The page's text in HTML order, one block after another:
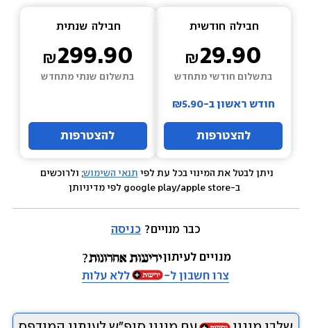
חבילה חודשית
29.90
בתשלום חודשי מתחדש
חודש ראשון ב-₪5.90
להצטרפות
חבילה שנתית
299.90
בתשלום שנתי מתחדש
להצטרפות
ניתן לבטל את המינוי בכל עת לפי תנאי השימוש; ולרוכשים
כבר מנויים? כניסה
מנויים לעיתון
צרו חשבון ל-
ללא עלות